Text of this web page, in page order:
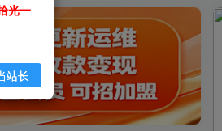
光一
站长